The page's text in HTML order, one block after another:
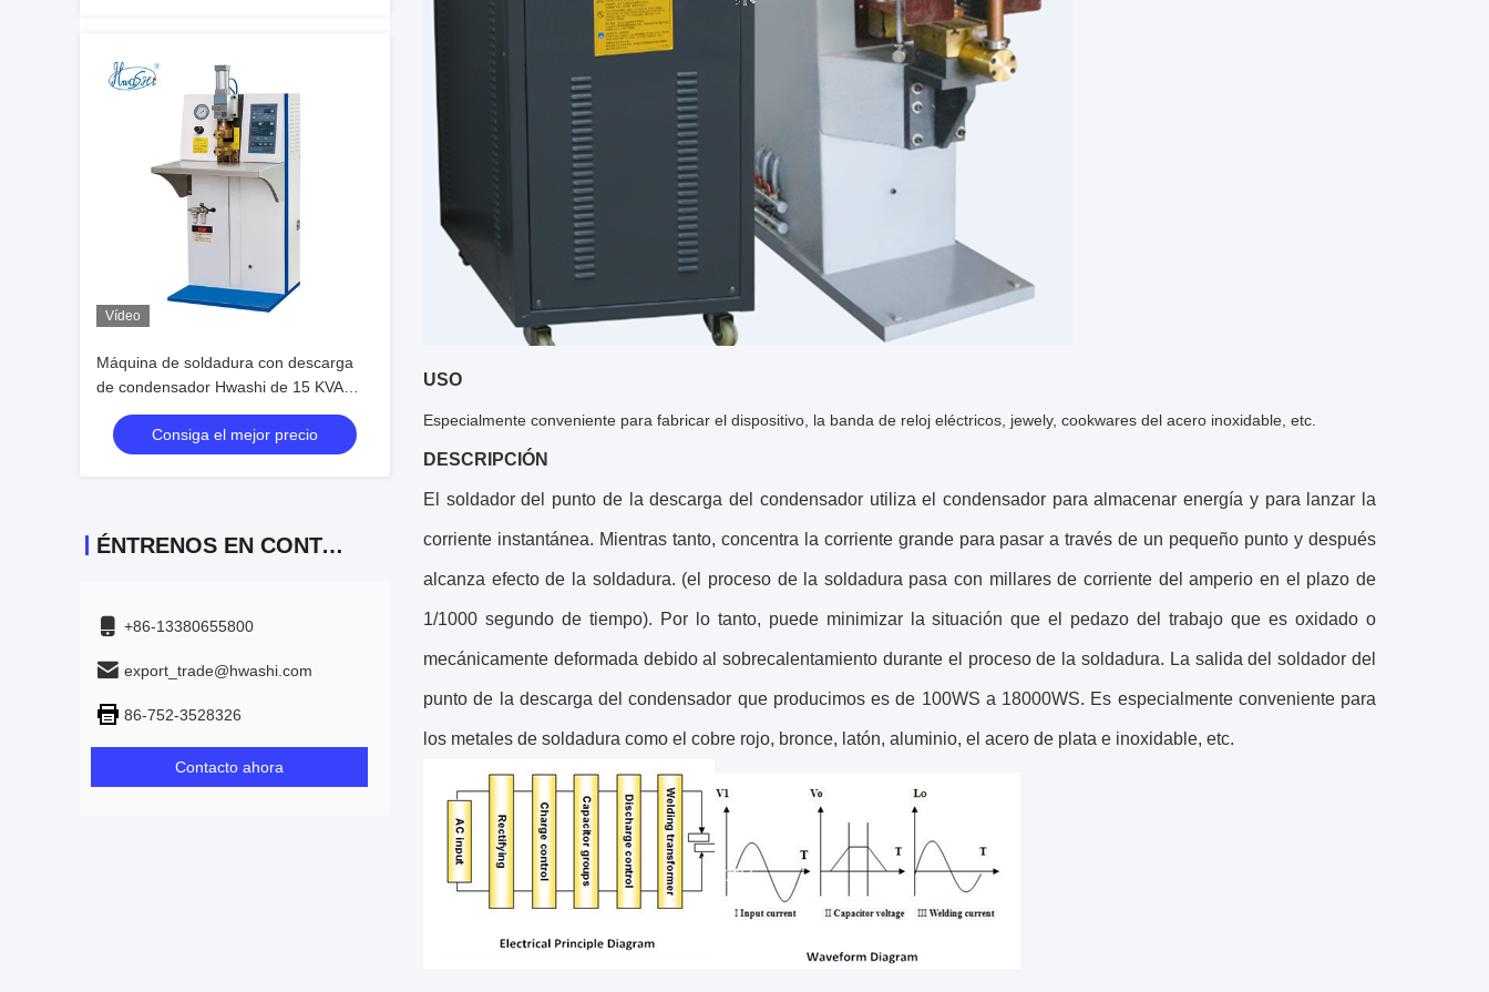
Vídeo
Máquina de soldadura con descarga
de condensador Hwashi de 15 KVA
para la manija de la olla de la SS
CookwareConsiga el mejor precio
ÉNTRENOS EN CONTACTO CON
+86-13380655800
export_trade@hwashi.com
86-752-3528326
Contacto ahora
USO
Especialmente conveniente para fabricar el dispositivo, la banda de reloj eléctricos, jewely, cookwares del acero inoxidable, etc.
DESCRIPCIÓN
El soldador del punto de la descarga del condensador utiliza el condensador para almacenar energía y para lanzar la
corriente instantánea. Mientras tanto, concentra la corriente grande para pasar a través de un pequeño punto y después
alcanza efecto de la soldadura. (el proceso de la soldadura pasa con millares de corriente del amperio en el plazo de
1/1000 segundo de tiempo). Por lo tanto, puede minimizar la situación que el pedazo del trabajo que es oxidado o
mecánicamente deformada debido al sobrecalentamiento durante el proceso de la soldadura. La salida del soldador del
punto de la descarga del condensador que producimos es de 100WS a 18000WS. Es especialmente conveniente para
los metales de soldadura como el cobre rojo, bronce, latón, aluminio, el acero de plata e inoxidable, etc.